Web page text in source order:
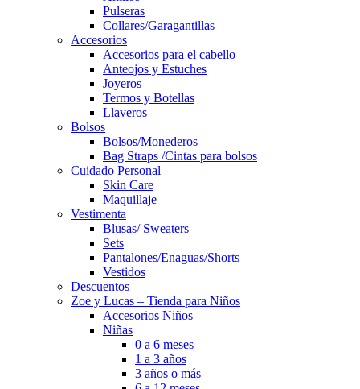
Pulseras
Collares/Garagantillas
Accesorios
Accesorios para el cabello
Anteojos y Estuches
Joyeros
Termos y Botellas
Llaveros
Bolsos
Bolsos/Monederos
Bag Straps /Cintas para bolsos
Cuidado Personal
Skin Care
Maquillaje
Vestimenta
Blusas/ Sweaters
Sets
Pantalones/Enaguas/Shorts
Vestidos
Descuentos
Zoe y Lucas – Tienda para Niños
Accesorios Niños
Niñas
0 a 6 meses
1 a 3 años
3 años o más